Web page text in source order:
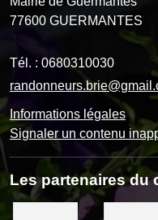
77600 GUERMANTES
Tél. : 0680310030
Informations légales
Signaler un contenu
Les partenaires du